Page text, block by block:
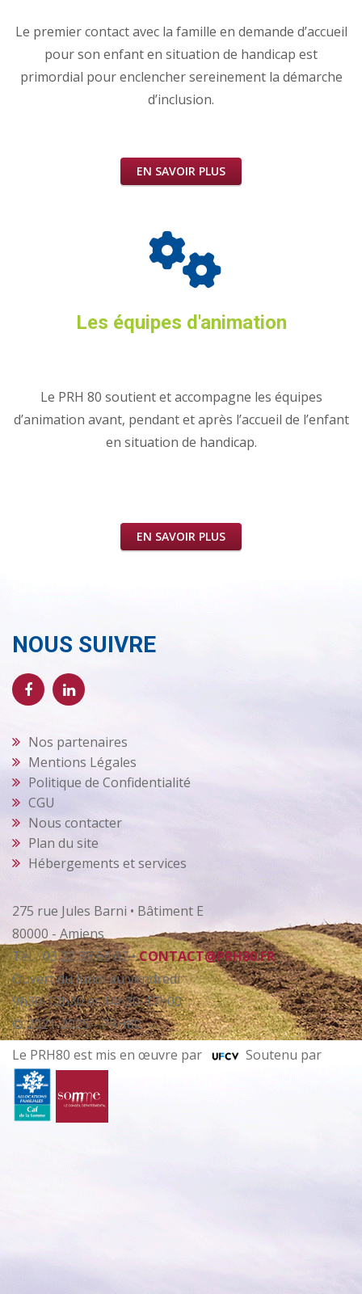
Le premier contact avec la famille en demande d’accueil
pour son enfant en situation de handicap est
primordial pour enclencher sereinement la démarche
d’inclusion.
EN SAVOIR PLUS
Les équipes d'animation
Le PRH 80 soutient et accompagne les équipes
d’animation avant, pendant et après l’accueil de l’enfant
en situation de handicap.
EN SAVOIR PLUS
NOUS SUIVRE
Nos partenaires
Mentions Légales
Politique de Confidentialité
CGU
Nous contacter
Plan du site
Hébergements et services
275 rue Jules Barni • Bâtiment E
80000 - Amiens
Tél. : 03 22 33 69 62 •CONTACT@PRH80.FR
Ouvert du lundi au vendredi
9h30-12h30 et 14h30-17h00
© 2021-2025 - PRH80
Le PRH80 est mis en œuvre par
Soutenu par